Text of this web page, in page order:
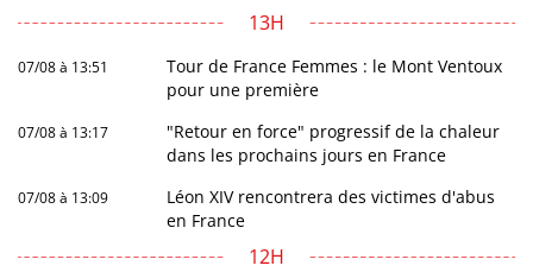
13H
07/08 à 13:51
Tour de France Femmes : le Mont Ventoux
pour une première
07/08 à 13:17
"Retour en force" progressif de la chaleur
dans les prochains jours en France
07/08 à 13:09
Léon XIV rencontrera des victimes d'abus
en France
12H